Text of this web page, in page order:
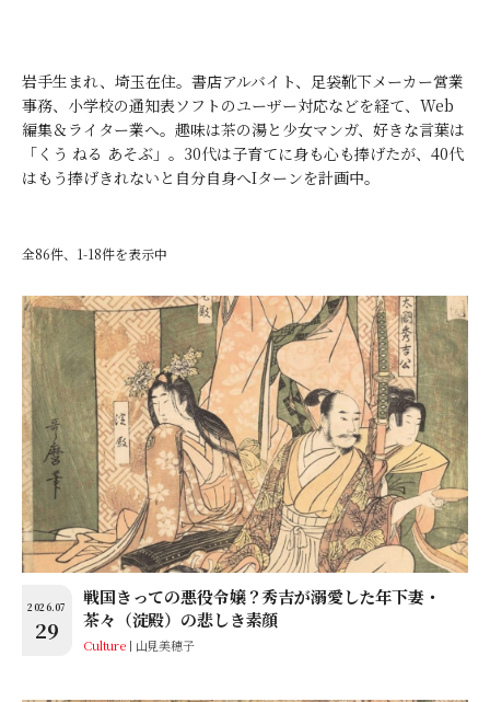
岩手生まれ、埼玉在住。書店アルバイト、足袋靴下メーカー営業
事務、小学校の通知表ソフトのユーザー対応などを経て、Web
編集＆ライター業へ。趣味は茶の湯と少女マンガ、好きな言葉は
「くう ねる あそぶ」。30代は子育てに身も心も捧げたが、40代
はもう捧げきれないと自分自身へIターンを計画中。
全86件、1-18件を表示中
2026.07
29
戦国きっての悪役令嬢？秀吉が溺愛した年下妻・
茶々（淀殿）の悲しき素顔
Culture 山見美穂子